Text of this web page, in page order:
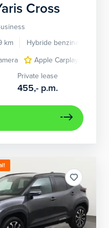
full map
rijstrooksensor
velgen 17"
Cross
km Hybride benzine
Apple Carplay/Android
Private lease
455,- p.m.